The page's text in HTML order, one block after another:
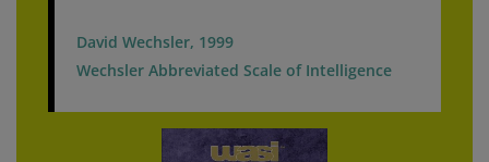
David Wechsler, 1999
Wechsler Abbreviated Scale of Intelligence